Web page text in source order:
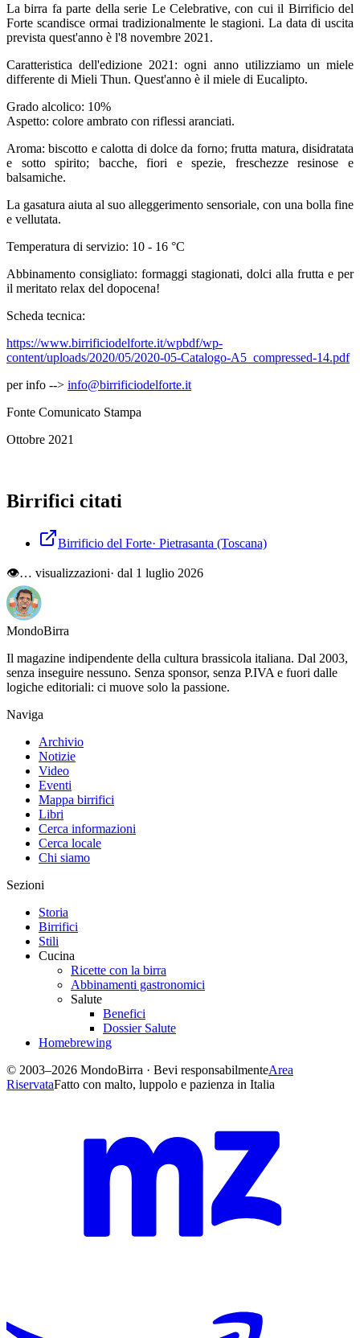
La birra fa parte della serie Le Celebrative, con cui il Birrificio del
Forte scandisce ormai tradizionalmente le stagioni. La data di uscita
prevista quest'anno è l'8 novembre 2021.
Caratteristica dell'edizione 2021: ogni anno utilizziamo un miele
differente di Mieli Thun. Quest'anno è il miele di Eucalipto.
Grado alcolico: 10%
Aspetto: colore ambrato con riflessi aranciati.
Aroma: biscotto e calotta di dolce da forno; frutta matura, disidratata
e sotto spirito; bacche, fiori e spezie, freschezze resinose e
balsamiche.
La gasatura aiuta al suo alleggerimento sensoriale, con una bolla fine
e vellutata.
Temperatura di servizio: 10 - 16 °C
Abbinamento consigliato: formaggi stagionati, dolci alla frutta e per
il meritato relax del dopocena!
Scheda tecnica:
https://www.birrificiodelforte.it/wpbdf/wp-
content/uploads/2020/05/2020-05-Catalogo-A5_compressed-14.pdf
per info --> info@birrificiodelforte.it
Fonte Comunicato Stampa
Ottobre 2021
Birrifici citati
Birrificio del Forte· Pietrasanta (Toscana)
👁… visualizzazioni· dal 1 luglio 2026
MondoBirra
Il magazine indipendente della cultura brassicola italiana. Dal 2003,
senza inseguire nessuno. Senza sponsor, senza P.IVA e fuori dalle
logiche editoriali: ci muove solo la passione.
Naviga
Archivio
Notizie
Video
Eventi
Mappa birrifici
Libri
Cerca informazioni
Cerca locale
Chi siamo
Sezioni
Storia
Birrifici
Stili
Cucina
Ricette con la birra
Abbinamenti gastronomici
Salute
Benefici
Dossier Salute
Homebrewing
© 2003–2026 MondoBirra · Bevi responsabilmenteArea
RiservataFatto con malto, luppolo e pazienza in Italia